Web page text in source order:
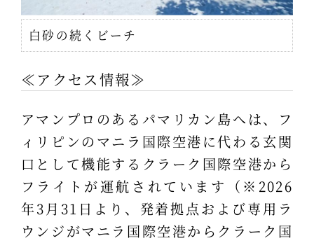
白砂の続くビーチ
≪アクセス情報≫
アマンプロのあるパマリカン島へは、フ
ィリピンのマニラ国際空港に代わる玄関
口として機能するクラーク国際空港から
フライトが運航されています（※2026
年3月31日より、発着拠点および専用ラ
ウンジがマニラ国際空港からクラーク国